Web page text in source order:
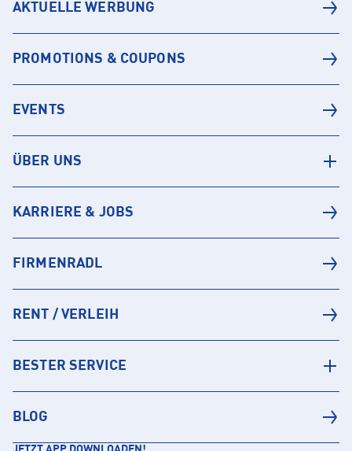
AKTUELLE WERBUNG
PROMOTIONS & COUPONS
EVENTS
ÜBER UNS
KARRIERE & JOBS
FIRMENRADL
RENT / VERLEIH
BESTER SERVICE
BLOG